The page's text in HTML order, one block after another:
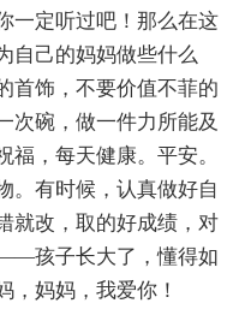
一定听过吧！那么在这
自己的妈妈做些什么
首饰，不要价值不菲的
次碗，做一件力所能及
福，每天健康。平安。
。有时候，认真做好自
就改，取的好成绩，对
孩子长大了，懂得如
，妈妈，我爱你！